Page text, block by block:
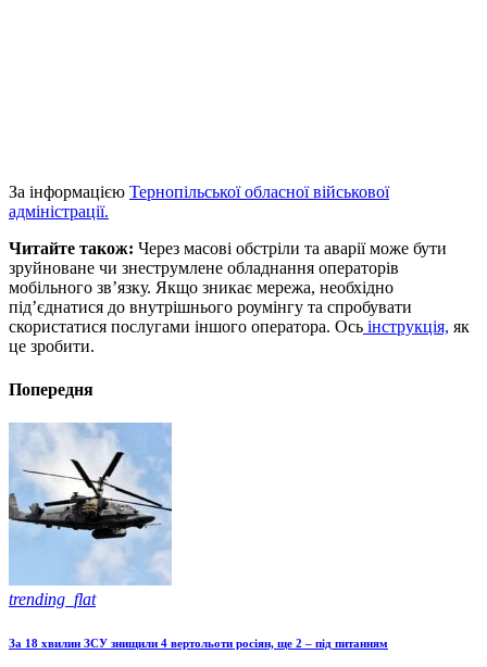
За інформацією Тернопільської обласної військової
адміністрації.
Читайте також: Через масові обстріли та аварії може бути
зруйноване чи знеструмлене обладнання операторів
мобільного зв’язку. Якщо зникає мережа, необхідно
під’єднатися до внутрішнього роумінгу та спробувати
скористатися послугами іншого оператора. Ось інструкція, як
це зробити.
Попередня
trending_flat
За 18 хвилин ЗСУ знищили 4 вертольоти росіян, ще 2 – під питанням